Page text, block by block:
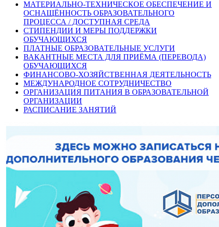
МАТЕРИАЛЬНО-ТЕХНИЧЕСКОЕ ОБЕСПЕЧЕНИЕ И
ОСНАЩЁННОСТЬ ОБРАЗОВАТЕЛЬНОГО
ПРОЦЕССА / ДОСТУПНАЯ СРЕДА
СТИПЕНДИИ И МЕРЫ ПОДДЕРЖКИ
ОБУЧАЮЩИХСЯ
ПЛАТНЫЕ ОБРАЗОВАТЕЛЬНЫЕ УСЛУГИ
ВАКАНТНЫЕ МЕСТА ДЛЯ ПРИЁМА (ПЕРЕВОДА)
ОБУЧАЮЩИХСЯ
ФИНАНСОВО-ХОЗЯЙСТВЕННАЯ ДЕЯТЕЛЬНОСТЬ
МЕЖДУНАРОДНОЕ СОТРУДНИЧЕСТВО
ОРГАНИЗАЦИЯ ПИТАНИЯ В ОБРАЗОВАТЕЛЬНОЙ
ОРГАНИЗАЦИИ
РАСПИСАНИЕ ЗАНЯТИЙ